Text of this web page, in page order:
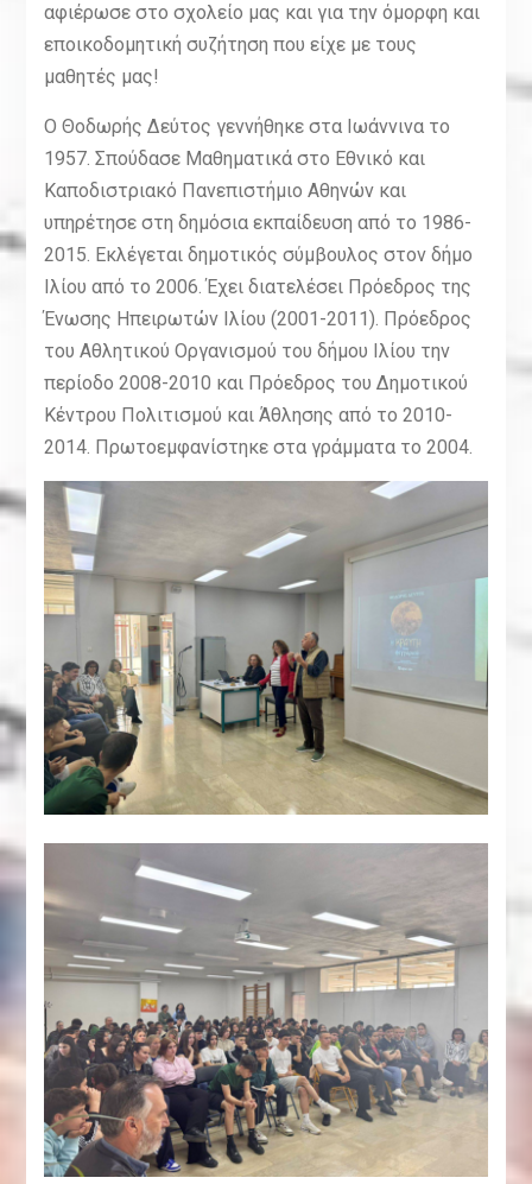
αφιέρωσε στο σχολείο μας και για την όμορφη και
εποικοδομητική συζήτηση που είχε με τους
μαθητές μας!
Ο Θοδωρής Δεύτος γεννήθηκε στα Ιωάννινα το
1957. Σπούδασε Μαθηματικά στο Εθνικό και
Καποδιστριακό Πανεπιστήμιο Αθηνών και
υπηρέτησε στη δημόσια εκπαίδευση από το 1986-
2015. Εκλέγεται δημοτικός σύμβουλος στον δήμο
Ιλίου από το 2006. Έχει διατελέσει Πρόεδρος της
Ένωσης Ηπειρωτών Ιλίου (2001-2011). Πρόεδρος
του Αθλητικού Οργανισμού του δήμου Ιλίου την
περίοδο 2008-2010 και Πρόεδρος του Δημοτικού
Κέντρου Πολιτισμού και Άθλησης από το 2010-
2014. Πρωτοεμφανίστηκε στα γράμματα το 2004.